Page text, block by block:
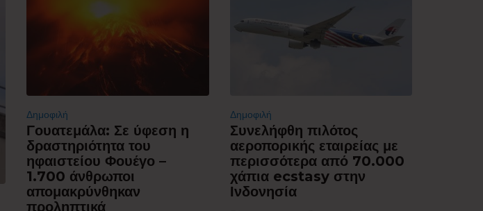
Δημοφιλή
Γουατεμάλα: Σε ύφεση η
δραστηριότητα του
ηφαιστείου Φουέγο –
1.700 άνθρωποι
απομακρύνθηκαν
προληπτικά
Δημοφιλή
Συνελήφθη πιλότος
αεροπορικής εταιρείας με
περισσότερα από 70.000
χάπια ecstasy στην
Ινδονησία